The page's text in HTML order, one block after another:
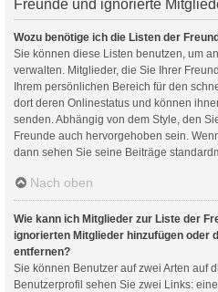
Freunde und ignorierte
Wozu benötige ich die Listen der
Sie können diese Listen benutzen, um
verwalten. Mitglieder, die Sie Ihrer
Ihrem persönlichen Bereich für den
dort deren Onlinestatus und können
senden. Abhängig von dem Style, den
Freunde auch hervorgehoben sein.
dann sehen Sie seine Beiträge
Nach oben
Wie kann ich Mitglieder zur Liste der
ignorierten Mitglieder hinzufügen oder
entfernen?
Sie können Benutzer auf zwei Arten auf
Benutzerprofil sehen Sie zwei Links: